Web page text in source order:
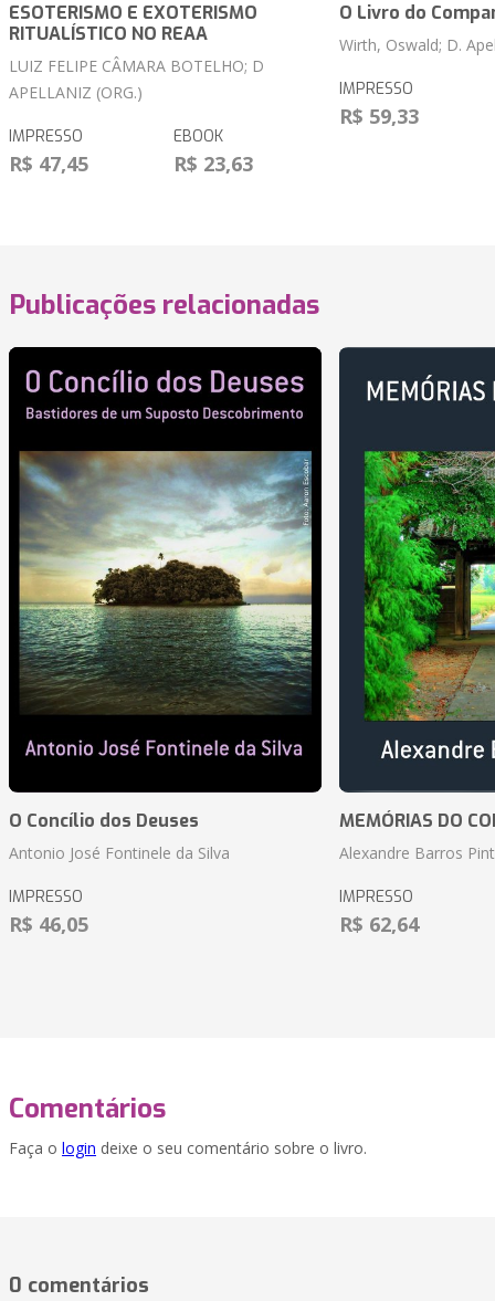
ESOTERISMO E EXOTERISMO
RITUALÍSTICO NO REAA
LUIZ FELIPE CÂMARA BOTELHO; D
APELLANIZ (ORG.)
IMPRESSO
R$ 47,45
EBOOK
R$ 23,63
O Livro do
Wirth, Oswald; D.
IMPRESSO
R$ 59,33
Publicações relacionadas
O Concílio dos Deuses
Antonio José Fontinele da Silva
IMPRESSO
R$ 46,05
MEMÓRIAS DO
Alexandre Barros
IMPRESSO
R$ 62,64
Comentários
Faça o login deixe o seu comentário sobre o livro.
0 comentários